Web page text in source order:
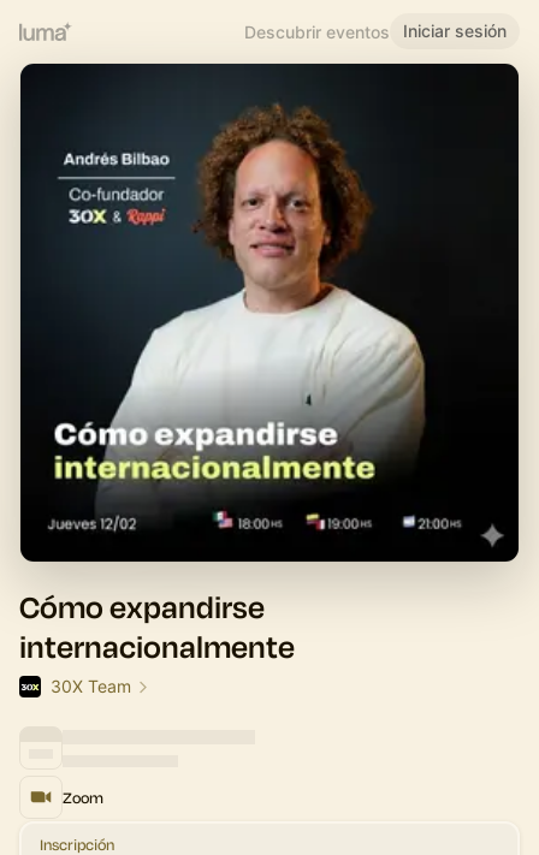
Descubrir eventos Iniciar sesión
Cómo expandirse
internacionalmente
30X Team
Zoom
Inscripción